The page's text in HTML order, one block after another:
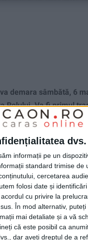
informații pe un
standard trimise
cercetarea
folosi date și
cu privire la
În mod alternativ,
mai detaliate și a vă
că este posibil ca
dar aveți dreptul de a
demara sâmbătă, 6
Rolului. Va fi primul